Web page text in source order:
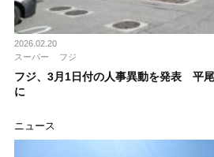
2026.02.20
スーパー
フジ
フジ、3月1日付の人事異動を発表 平
に
ニュース